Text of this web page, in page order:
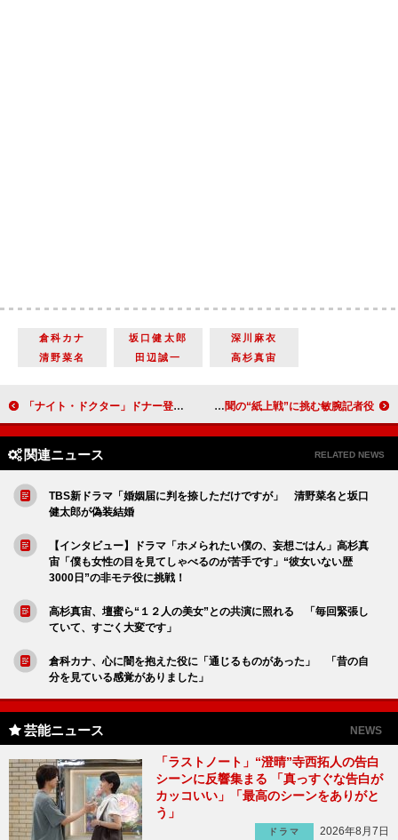
倉科カナ 坂口健太郎
深川麻衣
清野菜名
田辺誠一 高杉真宙
「ナイト・ドクター」ドナー登録を「考えるきっかけになった」 “深澤”岸優太の熱演に「気持ちが伝わってきて泣きそう」 玉木宏「連続ドラマＷ だから殺せなかった」に主演 連続殺人犯と前代未聞の“紙上戦”に挑む敏腕記者役
関連ニュース RELATED NEWS
TBS新ドラマ「婚姻届に判を捺しただけですが」 清野菜名と坂口
健太郎が偽装結婚
【インタビュー】ドラマ「ホメられたい僕の、妄想ごはん」高杉真
宙「僕も女性の目を見てしゃべるのが苦手です」“彼女いない歴
3000日”の非モテ役に挑戦！
高杉真宙、壇蜜ら“１２人の美女”との共演に照れる 「毎回緊張し
ていて、すごく大変です」
倉科カナ、心に闇を抱えた役に「通じるものがあった」 「昔の自
分を見ている感覚がありました」
芸能ニュース NEWS
「ラストノート」“澄晴”寺西拓人の告白
シーンに反響集まる 「真っすぐな告白が
カッコいい」「最高のシーンをありがと
う」
ドラマ 2026年8月7日